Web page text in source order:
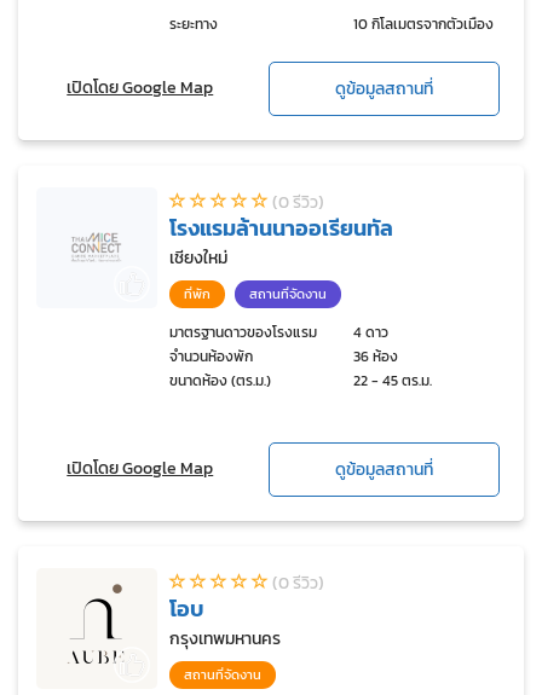
ระยะทาง 10 กิโลเมตรจากตัวเมือง
เปิดโดย Google Map ดูข้อมูลสถานที่
(0 รีวิว)
โรงแรมล้านนาออเรียนทัล
เชียงใหม่
ที่พัก สถานที่จัดงาน
มาตรฐานดาวของโรงแรม
4 ดาว
จำนวนห้องพัก
36 ห้อง
ขนาดห้อง (ตร.ม.)
22 - 45 ตร.ม.
เปิดโดย Google Map ดูข้อมูลสถานที่
(0 รีวิว)
โอบ
กรุงเทพมหานคร
สถานที่จัดงาน